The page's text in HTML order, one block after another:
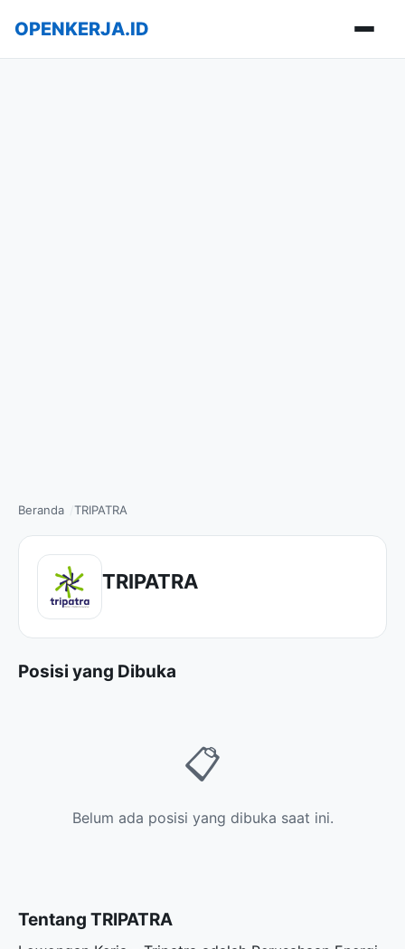
OPENKERJA.ID
Beranda TRIPATRA
TRIPATRA
Posisi yang Dibuka
📋
Belum ada posisi yang dibuka saat ini.
Tentang TRIPATRA